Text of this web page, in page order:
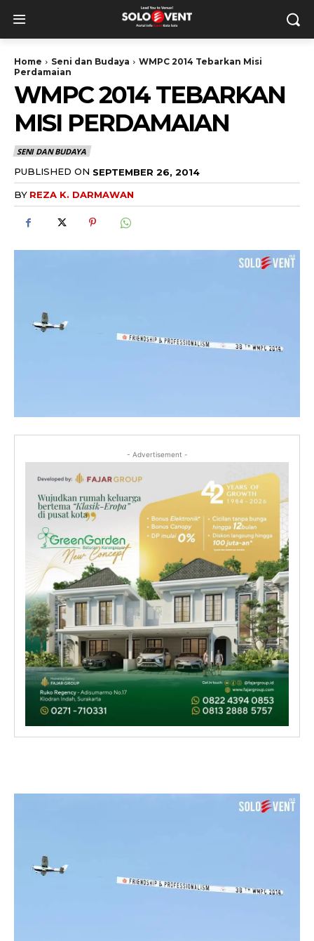
Home Seni dan Budaya
WMPC 2014 Tebarkan Misi
Perdamaian
WMPC 2014 TEBARKAN
MISI PERDAMAIAN
SENI DAN BUDAYA
PUBLISHED ON SEPTEMBER 26, 2014
BY REZA K. DARMAWAN
- Advertisement -